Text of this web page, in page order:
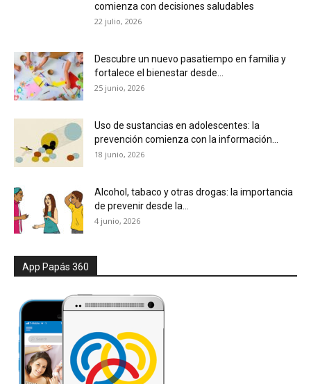
comienza con decisiones saludables
22 julio, 2026
Descubre un nuevo pasatiempo en familia y
fortalece el bienestar desde...
25 junio, 2026
Uso de sustancias en adolescentes: la
prevención comienza con la información...
18 junio, 2026
Alcohol, tabaco y otras drogas: la importancia
de prevenir desde la...
4 junio, 2026
App Papás 360